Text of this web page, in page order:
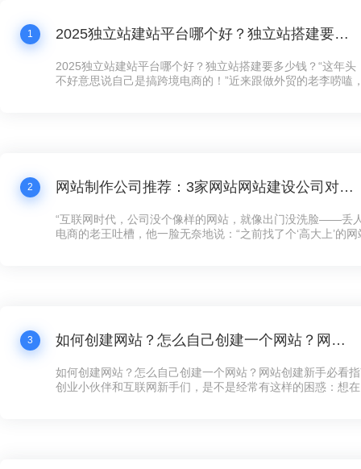
1 2025独立站建站平台哪个好？独立站搭建要多少钱？
2025独立站建站平台哪个好？独立站搭建要多少钱？“这年头
不好意思说自己是搞跨境电商的！”近来跟做外贸的老李唠嗑
2 网站制作公司推荐：3家网站网站建设公司对比，公司网站制作需要多少钱？
“互联网时代，公司没个像样的网站，就像出门没洗脸——丢
电商的老王吐槽，他一脸无奈地说：“之前找了个‘高大上’的
3 如何创建网站？怎么自己创建一个网站？网站创建新手必看指南！
如何创建网站？怎么自己创建一个网站？网站创建新手必看
创业小伙伴和互联网新手们，是不是经常有这样的困惑：想